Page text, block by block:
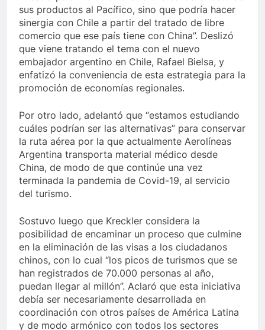
sus productos al Pacífico, sino que podría hacer
sinergia con Chile a partir del tratado de libre
comercio que ese país tiene con China”. Deslizó
que viene tratando el tema con el nuevo
embajador argentino en Chile, Rafael Bielsa, y
enfatizó la conveniencia de esta estrategia para la
promoción de economías regionales.
Por otro lado, adelantó que “estamos estudiando
cuáles podrían ser las alternativas” para conservar
la ruta aérea por la que actualmente Aerolíneas
Argentina transporta material médico desde
China, de modo de que continúe una vez
terminada la pandemia de Covid-19, al servicio
del turismo.
Sostuvo luego que Kreckler considera la
posibilidad de encaminar un proceso que culmine
en la eliminación de las visas a los ciudadanos
chinos, con lo cual “los picos de turismos que se
han registrados de 70.000 personas al año,
puedan llegar al millón”. Aclaró que esta iniciativa
debía ser necesariamente desarrollada en
coordinación con otros países de América Latina
y de modo armónico con todos los sectores